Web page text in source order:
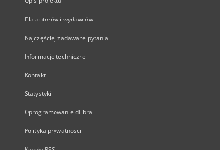
Dla autorów i wydawców
Najczęściej zadawane pytania
Informacje techniczne
Kontakt
Statystyki
Oprogramowanie dLibra
Polityka prywatności